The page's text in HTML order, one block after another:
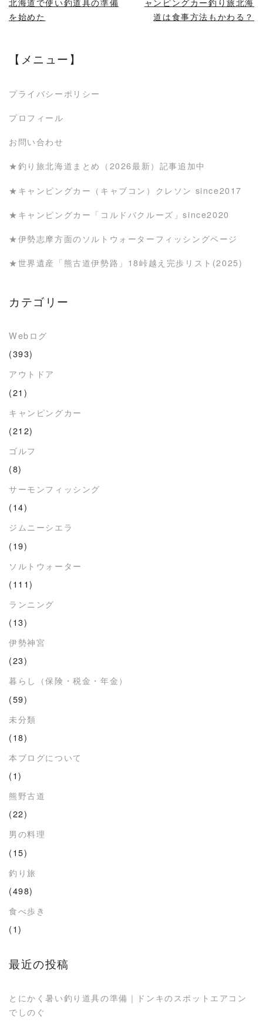
を始めた
道は食事方法もかわる？
【メニュー】
プライバシーポリシー
プロフィール
お問い合わせ
★釣り旅北海道まとめ（2026最新）記事追加中
★キャンピングカー（キャブコン）クレソン since2017
★キャンピングカー「コルドバクルーズ」since2020
★伊勢志摩方面のソルトウォーターフィッシングページ
★世界遺産「熊古道伊勢路」18峠越え完歩リスト(2025)
カテゴリー
Webログ
(393)
アウトドア
(21)
キャンピングカー
(212)
ゴルフ
(8)
サーモンフィッシング
(14)
ジムニーシエラ
(19)
ソルトウォーター
(111)
ランニング
(13)
伊勢神宮
(23)
暮らし（保険・税金・年金）
(59)
未分類
(18)
本ブログについて
(1)
熊野古道
(22)
男の料理
(15)
釣り旅
(498)
食べ歩き
(1)
最近の投稿
とにかく暑い釣り道具の準備｜ドンキのスポットエアコン
でしのぐ